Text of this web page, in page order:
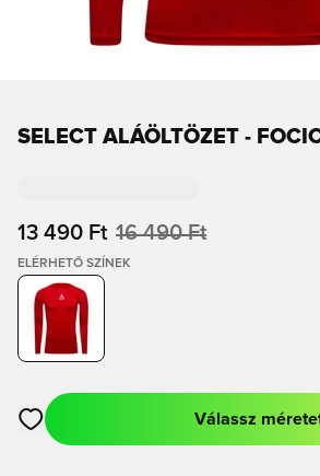
SELECT ALÁÖLTÖZET -
13 490 Ft 16 490 Ft
ELÉRHETŐ SZÍNEK
Megnyit egy modált a
Válassz